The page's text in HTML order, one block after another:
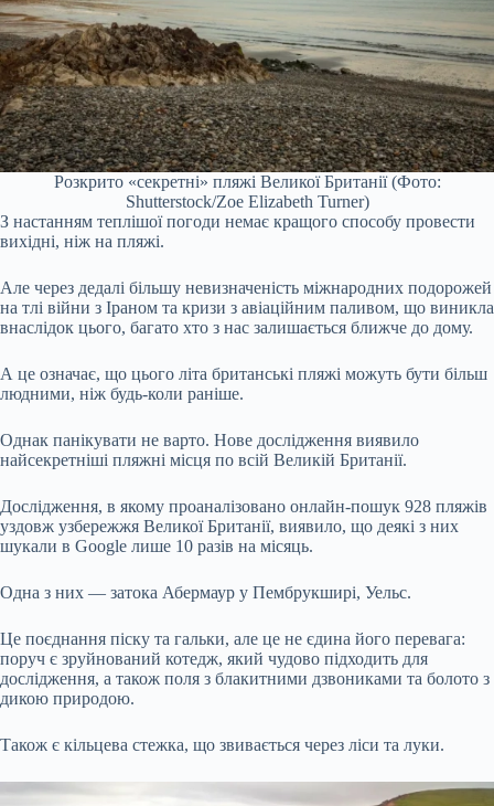
Розкрито «секретні» пляжі Великої Британії (Фото:
Shutterstock/Zoe Elizabeth Turner)
З настанням теплішої погоди немає кращого способу провести
вихідні, ніж на пляжі.
Але через дедалі більшу невизначеність міжнародних подорожей
на тлі війни з Іраном та кризи з авіаційним паливом, що виникла
внаслідок цього, багато хто з нас залишається ближче до дому.
А це означає, що цього літа британські пляжі можуть бути більш
людними, ніж будь-коли раніше.
Однак панікувати не варто. Нове дослідження виявило
найсекретніші пляжні місця по всій Великій Британії.
Дослідження, в якому проаналізовано онлайн-пошук 928 пляжів
уздовж узбережжя Великої Британії, виявило, що деякі з них
шукали в Google лише 10 разів на місяць.
Одна з них — затока Абермаур у Пембрукширі, Уельс.
Це поєднання піску та гальки, але це не єдина його перевага:
поруч є зруйнований котедж, який чудово підходить для
дослідження, а також поля з блакитними дзвониками та болото з
дикою природою.
Також є кільцева стежка, що звивається через ліси та луки.